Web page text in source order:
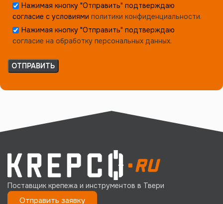
Нажимая кнопку "Отправить" подтверждаю
согласие с условиями политики конфиденциальности.
Нажимая кнопку "Отправить" подтверждаю
согласие на обработку персональных данных.
Поставщик крепежа и инструментов в Твери
Отправить заявку